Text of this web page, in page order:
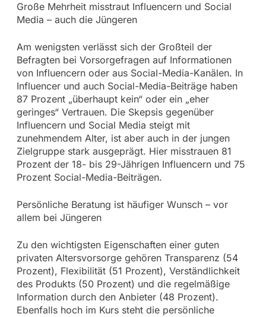
Große Mehrheit misstraut Influencern und Social
Media – auch die Jüngeren
Am wenigsten verlässt sich der Großteil der
Befragten bei Vorsorgefragen auf Informationen
von Influencern oder aus Social-Media-Kanälen. In
Influencer und auch Social-Media-Beiträge haben
87 Prozent „überhaupt kein“ oder ein „eher
geringes“ Vertrauen. Die Skepsis gegenüber
Influencern und Social Media steigt mit
zunehmendem Alter, ist aber auch in der jungen
Zielgruppe stark ausgeprägt. Hier misstrauen 81
Prozent der 18- bis 29-Jährigen Influencern und 75
Prozent Social-Media-Beiträgen.
Persönliche Beratung ist häufiger Wunsch – vor
allem bei Jüngeren
Zu den wichtigsten Eigenschaften einer guten
privaten Altersvorsorge gehören Transparenz (54
Prozent), Flexibilität (51 Prozent), Verständlichkeit
des Produkts (50 Prozent) und die regelmäßige
Information durch den Anbieter (48 Prozent).
Ebenfalls hoch im Kurs steht die persönliche